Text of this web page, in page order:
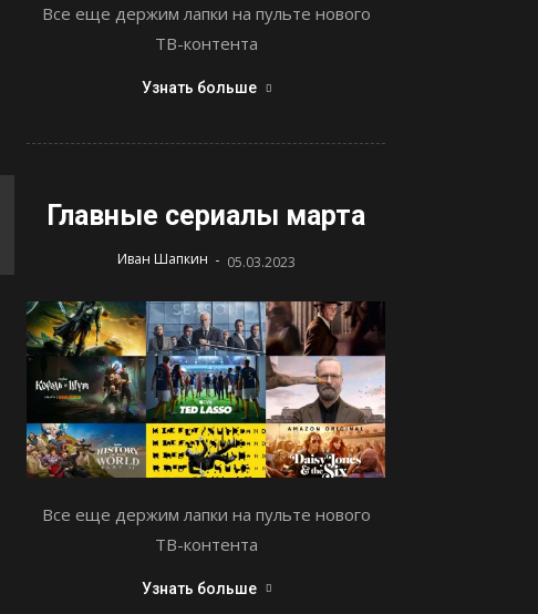
Все еще держим лапки на пульте нового
ТВ-контента
Узнать больше
Главные сериалы марта
Иван Шапкин - 05.03.2023
Все еще держим лапки на пульте нового
ТВ-контента
Узнать больше